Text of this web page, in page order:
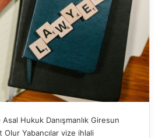
Hukuk Danışmanlık Giresun
Olur Yabancılar vize ihlali